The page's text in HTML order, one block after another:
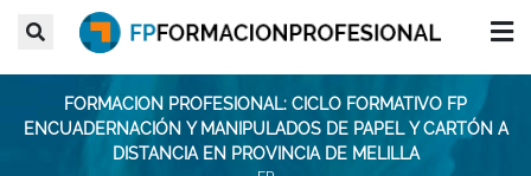
FORMACION PROFESIONAL: CICLO FORMATIVO FP
ENCUADERNACIÓN Y MANIPULADOS DE PAPEL Y CARTÓN A
DISTANCIA EN PROVINCIA DE MELILLA